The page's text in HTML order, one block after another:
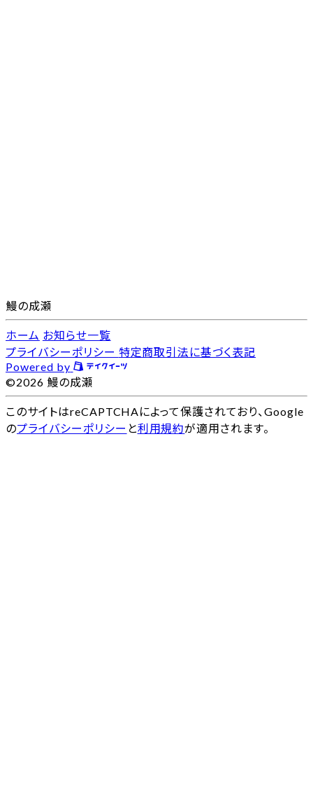
鰻の成瀬
ホーム お知らせ一覧
プライバシーポリシー 特定商取引法に基づく表記
Powered by
©2026 鰻の成瀬
このサイトはreCAPTCHAによって保護されており、Google
のプライバシーポリシー と利用規約が適用されます。